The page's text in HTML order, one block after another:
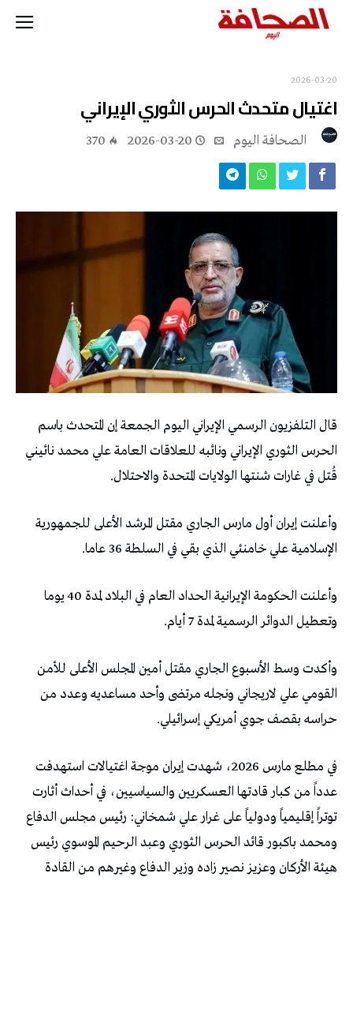
2026-03-20
اغتيال متحدث الحرس الثوري الإيراني
2026-03-20
370
قال ‌التلفزيون ‌الرسمي الإيراني ‌اليوم ⁠الجمعة إن المتحدث ⁠باسم
الحرس ⁠الثوري الإيراني ونائبه للعلاقات العامة علي ‌محمد نائيني
⁠قُتل ‌في غارات شنتها الولايات المتحدة والاحتلال.
وأعلنت إيران أول مارس الجاري مقتل المرشد الأعلى للجمهورية
الإسلامية علي خامنئي الذي بقي في السلطة 36 عاما.
وأعلنت الحكومة الإيرانية الحداد العام في البلاد لمدة 40 يوما
وتعطيل الدوائر الرسمية لمدة 7 أيام.
وأكدت وسط الأسبوع الجاري مقتل أمين المجلس الأعلى للأمن
القومي علي لاريجاني ونجله مرتضى وأحد مساعديه وعدد من
حراسه بقصف جوي أمريكي إسرائيلي.
في مطلع مارس 2026، شهدت إيران موجة اغتيالات استهدفت
عدداً من كبار قادتها العسكريين والسياسيين، في أحداث أثارت
توتراً إقليمياً ودولياً على غرار علي شمخاني: رئيس مجلس الدفاع
ومحمد باكبور قائد الحرس الثوري وعبد الرحيم الموسوي رئيس
هيئة الأركان وعزيز نصير زاده وزير الدفاع وغيرهم من القادة